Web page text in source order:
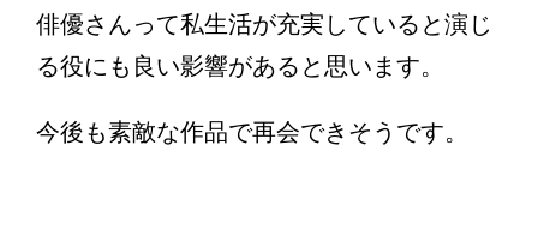
俳優さんって私生活が充実していると演じ
る役にも良い影響があると思います。
今後も素敵な作品で再会できそうです。